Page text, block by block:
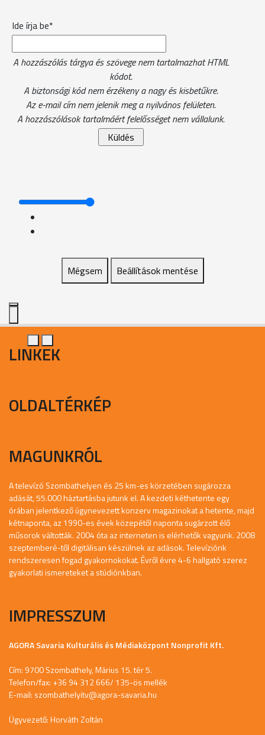
Ide írja be*
A hozzászólás tárgya és szövege nem tartalmazhat HTML
kódot.
A biztonsági kód nem érzékeny a nagy és kisbetűkre.
Az e-mail cím nem jelenik meg a nyilvános felületen.
A hozzászólások tartalmáért felelősséget nem vállalunk.
Mégsem Beállítások mentése
LINKEK
OLDALTÉRKÉP
MAGUNKRÓL
A televízó Szombathelyen és 25 km-es körzetében sugározza
adását, 55.000 háztartásba jutunk el. A kezdeti kéthetente egy
órában jelentkező úgynevezett konzerv magazinokat a hetente, majd
kétnaponta, az 1990-es évek közepétől naponta sugárzott élő
műsorok váltották. 2004 óta az interneten is elérhetők vagyunk. 2008
szeptemberé-től digitálisan készülnek az adások. Televíziónk
rendszeresen fogad gyakornokokat. Évről évre 4-6 hallgató szerez
gyakorlati ismereteket a stúdiónkban.
IMPRESSZUM
AGORA Savaria Kulturális és Médiaközpont Nonprofit Kft.
Cím: 9700 Szombathely, Márius 15. tér 5.
Telefon/fax: +36 94 312 666/ 135-ös mellék
E-mail: szombathelyitv@agora-savaria.hu
Ügyvezető: Horváth Zoltán